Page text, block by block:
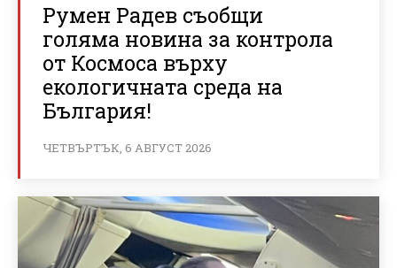
Румен Радев съобщи
голяма новина за контрола
от Космоса върху
екологичната среда на
България!
ЧЕТВЪРТЪК, 6 АВГУСТ 2026